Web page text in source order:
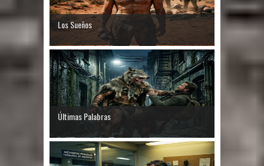
Los Sueños
Últimas Palabras